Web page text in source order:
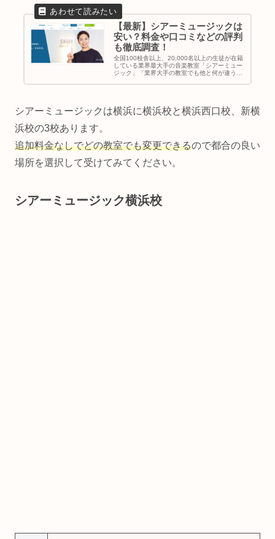
【最新】シアーミュージックは
安い？料金や口コミなどの評判
も徹底調査！
全国100校舎以上、20,000名以上の生徒が在籍
している業界最大手の音楽教室「シアーミュー
ジック」「業界大手の教室でも他と何が違う
シアーミュージックは横浜に横浜校と横浜西口校、新横
浜校の3校あります。
追加料金なしでどの教室でも変更できるので都合の良い
場所を選択して受けてみてください。
シアーミュージック横浜校